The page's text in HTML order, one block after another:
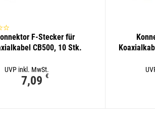
F-Stecker für
CB500, 10 Stk.
UVP inkl. MwSt.
7,09 €